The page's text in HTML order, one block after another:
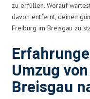
zu erfüllen. Worauf
davon entfernt, deinen
Freiburg im Breisgau zu
Umzug
Breisgau